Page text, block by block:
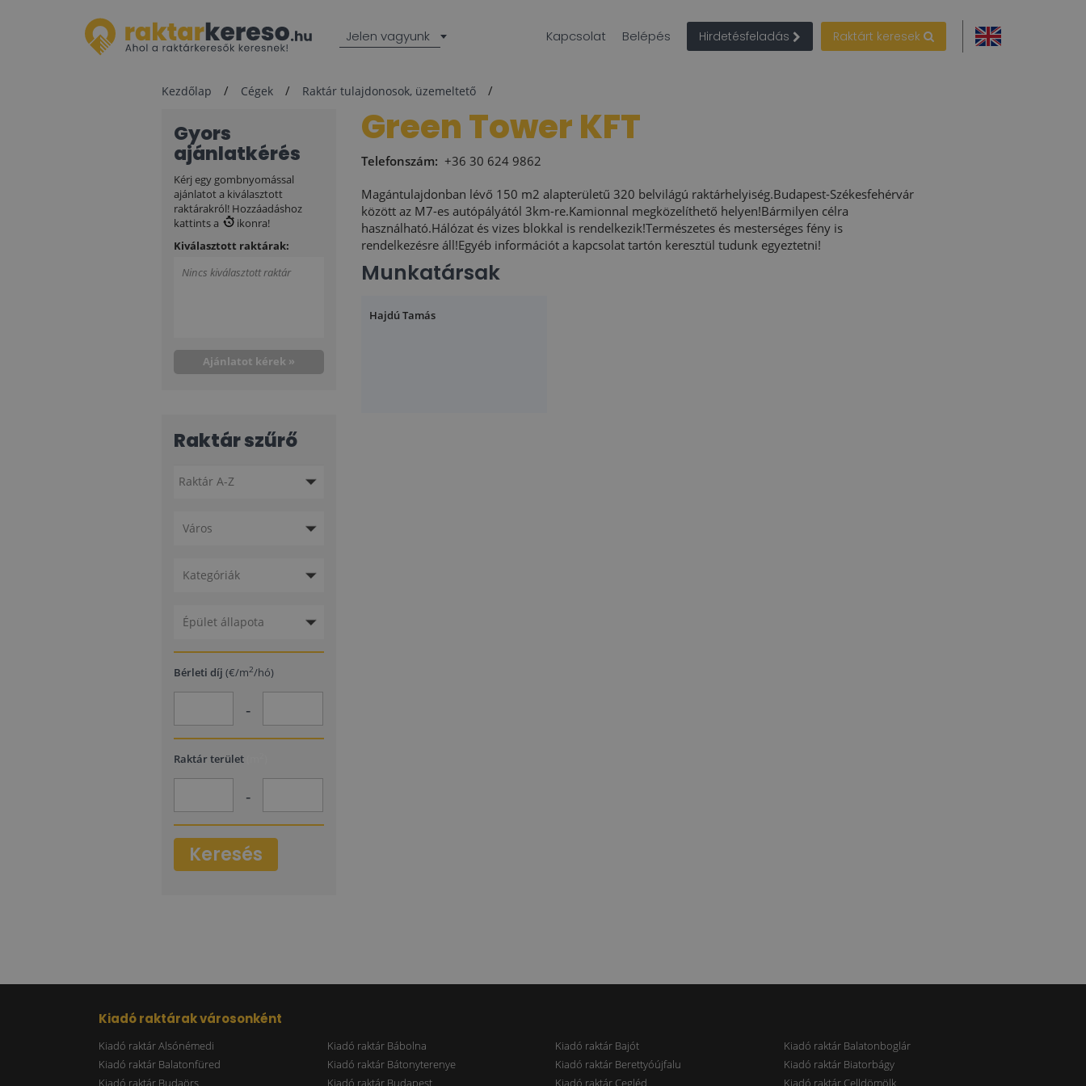
Jelen vagyunk Kapcsolat Belépés Hirdetésfeladás Raktárt keresek
Kezdőlap Cégek Raktár tulajdonosok, üzemeltető
Gyors
ajánlatkérés
Kérj egy gombnyomással
ajánlatot a kiválasztott
raktárakról! Hozzáadáshoz
kattints a
ikonra!
Kiválasztott raktárak:
Nincs kiválasztott raktár
Ajánlatot kérek »
Raktár szűrő
Város
Kategóriák
Épület állapota
Bérleti díj (€/m2/hó)
-
Raktár terület
-
Keresés
Green Tower KFT
Telefonszám: +36 30 624 9862
Magántulajdonban lévő 150 m2 alapterületű 320 belvilágú raktárhelyiség.Budapest-Székesfehérvár
között az M7-es autópályától 3km-re.Kamionnal megközelíthető helyen!Bármilyen célra
használható.Hálózat és vizes blokkal is rendelkezik!Természetes és mesterséges fény is
rendelkezésre áll!Egyéb információt a kapcsolat tartón keresztül tudunk egyeztetni!
Munkatársak
Hajdú Tamás
Kiadó raktárak városonként
Kiadó raktár Alsónémedi Kiadó raktár Bábolna Kiadó raktár Bajót
Kiadó raktár Balatonboglár
Kiadó raktár Balatonfüred
Kiadó raktár Bátonyterenye Kiadó raktár Berettyóújfalu
Kiadó raktár Biatorbágy
Kiadó raktár Budaörs
Kiadó raktár Budapest Kiadó raktár Cegléd
Kiadó raktár Celldömölk